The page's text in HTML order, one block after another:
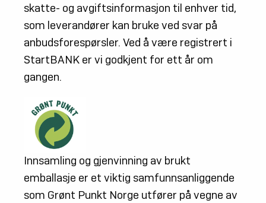
skatte- og avgiftsinformasjon til enhver tid,
som leverandører kan bruke ved svar på
anbudsforespørsler. Ved å være registrert i
StartBANK er vi godkjent for ett år om
gangen.
Innsamling og gjenvinning av brukt
emballasje er et viktig samfunnsanliggende
som Grønt Punkt Norge utfører på vegne av